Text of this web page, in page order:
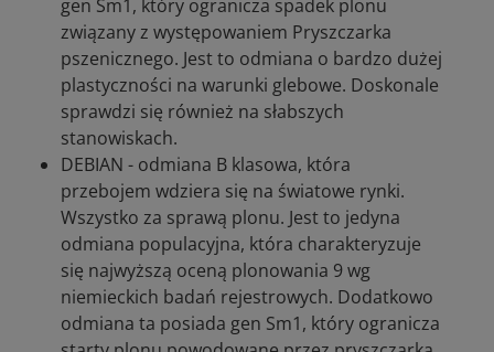
gen Sm1, który ogranicza spadek plonu
związany z występowaniem Pryszczarka
pszenicznego. Jest to odmiana o bardzo dużej
plastyczności na warunki glebowe. Doskonale
sprawdzi się również na słabszych
stanowiskach.
DEBIAN - odmiana B klasowa, która
przebojem wdziera się na światowe rynki.
Wszystko za sprawą plonu. Jest to jedyna
odmiana populacyjna, która charakteryzuje
się najwyższą oceną plonowania 9 wg
niemieckich badań rejestrowych. Dodatkowo
odmiana ta posiada gen Sm1, który ogranicza